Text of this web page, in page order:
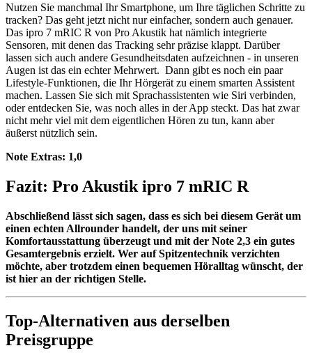
Nutzen Sie manchmal Ihr Smartphone, um Ihre täglichen Schritte zu
tracken? Das geht jetzt nicht nur einfacher, sondern auch genauer.
Das ipro 7 mRIC R von Pro Akustik hat nämlich integrierte
Sensoren, mit denen das Tracking sehr präzise klappt. Darüber
lassen sich auch andere Gesundheitsdaten aufzeichnen - in unseren
Augen ist das ein echter Mehrwert. Dann gibt es noch ein paar
Lifestyle-Funktionen, die Ihr Hörgerät zu einem smarten Assistent
machen. Lassen Sie sich mit Sprachassistenten wie Siri verbinden,
oder entdecken Sie, was noch alles in der App steckt. Das hat zwar
nicht mehr viel mit dem eigentlichen Hören zu tun, kann aber
äußerst nützlich sein.
Note Extras: 1,0
Fazit: Pro Akustik ipro 7 mRIC R
Abschließend lässt sich sagen, dass es sich bei diesem Gerät um
einen echten Allrounder handelt, der uns mit seiner
Komfortausstattung überzeugt und mit der Note 2,3 ein gutes
Gesamtergebnis erzielt. Wer auf Spitzentechnik verzichten
möchte, aber trotzdem einen bequemen Höralltag wünscht, der
ist hier an der richtigen Stelle.
Top-Alternativen aus derselben
Preisgruppe